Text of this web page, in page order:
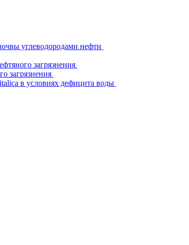
углеводородами нефти
загрязнения
загрязнения
в условиях дефицита воды